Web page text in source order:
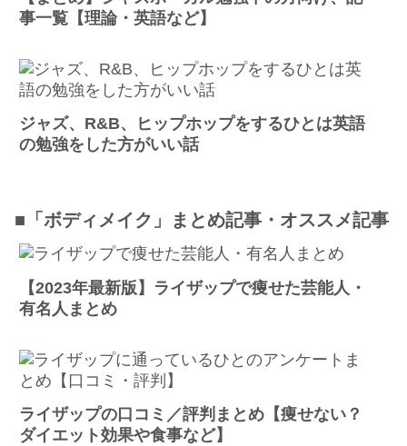
事一覧【理論・英語など】
ジャズ、R&B、ヒップホップをするひとは英語
の勉強をした方がいい話
■「ボディメイク」まとめ記事・オススメ記事
【2023年最新版】ライザップで痩せた芸能人・
有名人まとめ
ライザップの口コミ／評判まとめ【痩せない？
ダイエット効果や食事など】